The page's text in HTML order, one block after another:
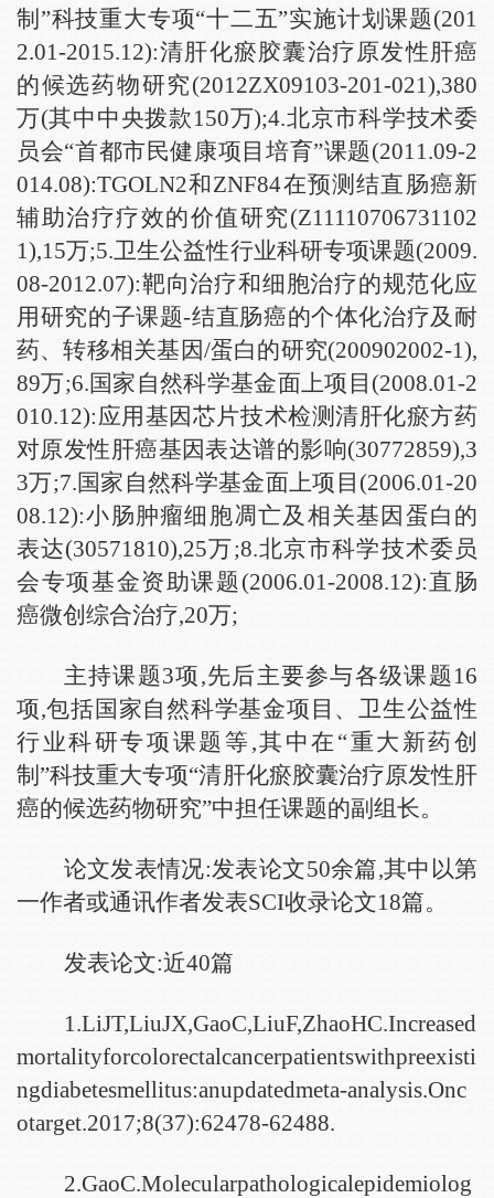
制”科技重大专项“十二五”实施计划课题(201
2.01-2015.12):清肝化瘀胶囊治疗原发性肝癌
的候选药物研究(2012ZX09103-201-021),380
万(其中中央拨款150万);4.北京市科学技术委
员会“首都市民健康项目培育”课题(2011.09-2
014.08):TGOLN2和ZNF84在预测结直肠癌新
辅助治疗疗效的价值研究(Z11110706731102
1),15万;5.卫生公益性行业科研专项课题(2009.
08-2012.07):靶向治疗和细胞治疗的规范化应
用研究的子课题-结直肠癌的个体化治疗及耐
药、转移相关基因/蛋白的研究(200902002-1),
89万;6.国家自然科学基金面上项目(2008.01-2
010.12):应用基因芯片技术检测清肝化瘀方药
对原发性肝癌基因表达谱的影响(30772859),3
3万;7.国家自然科学基金面上项目(2006.01-20
08.12):小肠肿瘤细胞凋亡及相关基因蛋白的
表达(30571810),25万;8.北京市科学技术委员
会专项基金资助课题(2006.01-2008.12):直肠
癌微创综合治疗,20万;
主持课题3项,先后主要参与各级课题16
项,包括国家自然科学基金项目、卫生公益性
行业科研专项课题等,其中在 “重大新药创
制”科技重大专项“清肝化瘀胶囊治疗原发性肝
癌的候选药物研究”中担任课题的副组长。
论文发表情况:发表论文50余篇,其中以第
一作者或通讯作者发表SCI收录论文18篇。
发表论文:近40篇
1.LiJT,LiuJX,GaoC,LiuF,ZhaoHC.Increased
mortalityforcolorectalcancerpatientswithpreexisti
ngdiabetesmellitus:anupdatedmeta-analysis.Onc
otarget.2017;8(37):62478-62488.
2.GaoC.Molecularpathologicalepidemiolog